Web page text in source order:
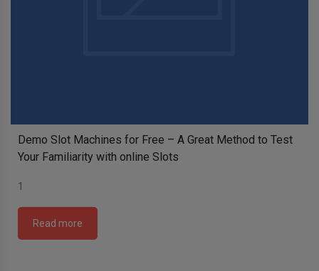
Demo Slot Machines for Free – A Great Method to Test
Your Familiarity with online Slots
1
Read more